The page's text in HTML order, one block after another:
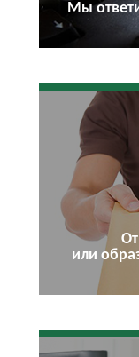
Мы
или